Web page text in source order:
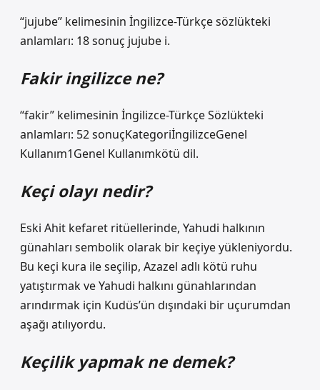
“jujube” kelimesinin İngilizce-Türkçe sözlükteki
anlamları: 18 sonuç jujube i.
Fakir ingilizce ne?
“fakir” kelimesinin İngilizce-Türkçe Sözlükteki
anlamları: 52 sonuçKategoriİngilizceGenel
Kullanım1Genel Kullanımkötü dil.
Keçi olayı nedir?
Eski Ahit kefaret ritüellerinde, Yahudi halkının
günahları sembolik olarak bir keçiye yükleniyordu.
Bu keçi kura ile seçilip, Azazel adlı kötü ruhu
yatıştırmak ve Yahudi halkını günahlarından
arındırmak için Kudüs’ün dışındaki bir uçurumdan
aşağı atılıyordu.
Keçilik yapmak ne demek?